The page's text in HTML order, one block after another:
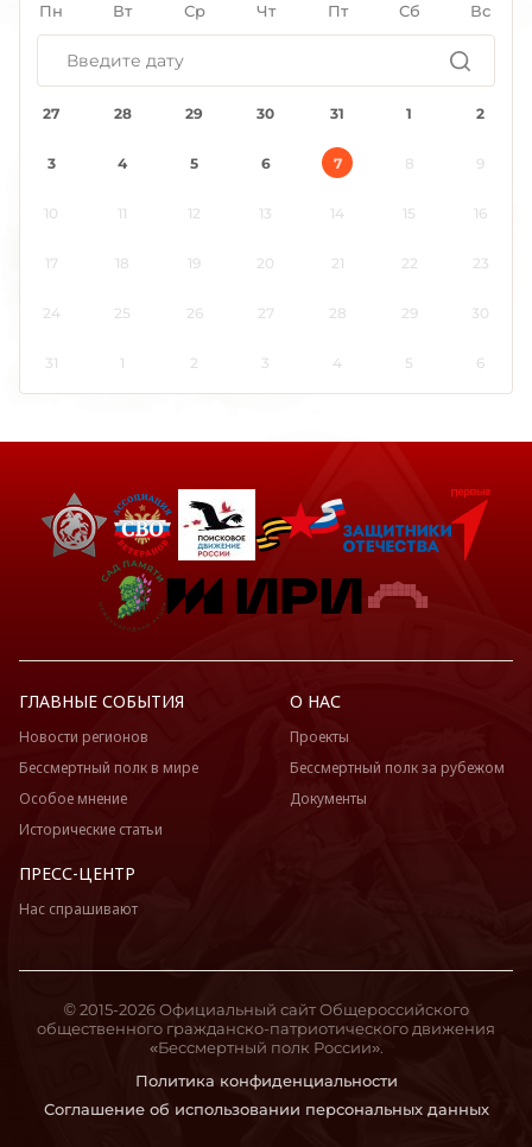
Пн Вт Ср Чт Пт Сб Вс
27 28 29 30 31 1 2
3 4 5 6 7 8 9
10 11 12 13 14 15 16
17 18 19 20 21 22 23
24 25 26 27 28 29 30
31 1 2 3 4 5 6
ГЛАВНЫЕ СОБЫТИЯ
Новости регионов
Бессмертный полк в мире
Особое мнение
Исторические статьи
О НАС
Проекты
Бессмертный полк за рубежом
Документы
ПРЕСС-ЦЕНТР
Нас спрашивают
Политика конфиденциальности
Соглашение об использовании персональных данных
© 2015-2026 Официальный сайт Общероссийского
общественного гражданско-патриотического движения
«Бессмертный полк России».